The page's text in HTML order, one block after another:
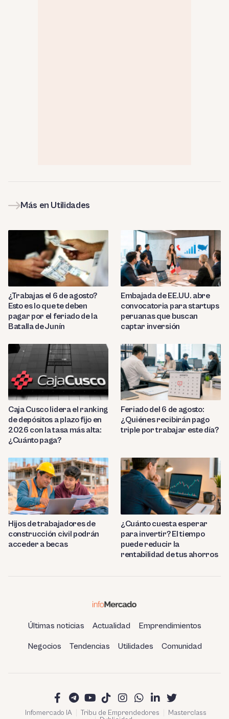
Más en Utilidades
¿Trabajas el 6 de agosto?
Esto es lo que te deben
pagar por el feriado de la
Batalla de Junín
Embajada de EE.UU. abre
convocatoria para startups
peruanas que buscan
captar inversión
Caja Cusco lidera el ranking
de depósitos a plazo fijo en
2026 con la tasa más alta:
¿Cuánto paga?
Feriado del 6 de agosto:
¿Quiénes recibirán pago
triple por trabajar este día?
Hijos de trabajadores de
construcción civil podrán
acceder a becas
¿Cuánto cuesta esperar
para invertir? El tiempo
puede reducir la
rentabilidad de tus ahorros
Últimas noticias Actualidad Emprendimientos
Negocios Tendencias Utilidades Comunidad
Infomercado IA Tribu de Emprendedores
Masterclass